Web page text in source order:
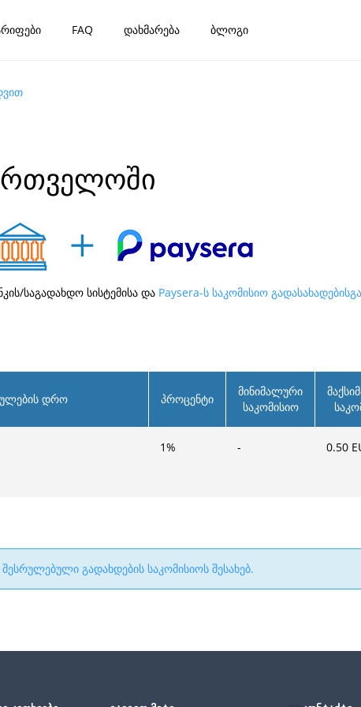
FAQ დახმარება ბლოგი
საგადახდო სისტემისა და Paysera-ს საკომისიო
დრო პროცენტი
მინიმალური
საკომისიო
1% - 0.50
გადახდების საკომისიოს შესახებ.